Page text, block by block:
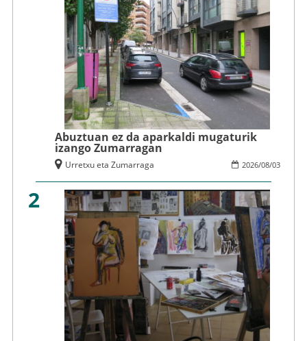
Abuztuan ez da aparkaldi mugaturik
izango Zumarragan
2026/08/03
Urretxu eta Zumarraga
2